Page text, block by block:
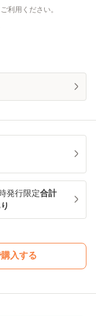
利用ください。
発行限定合計
入する